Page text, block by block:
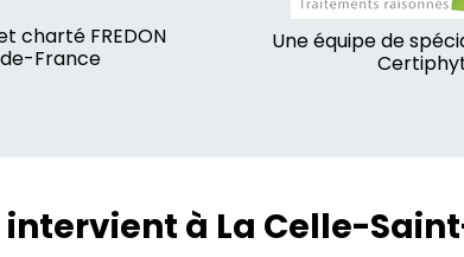
charté FREDON
France
Une équipe de
intervient à La Celle-